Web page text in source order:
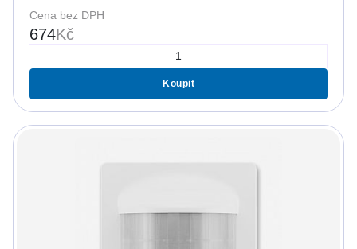
Cena bez DPH
674Kč
Koupit